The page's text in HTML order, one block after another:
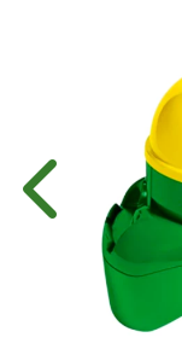
Anterior